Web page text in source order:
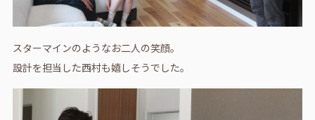
スターマインのようなお二人の笑顔。
設計を担当した西村も嬉しそうでした。